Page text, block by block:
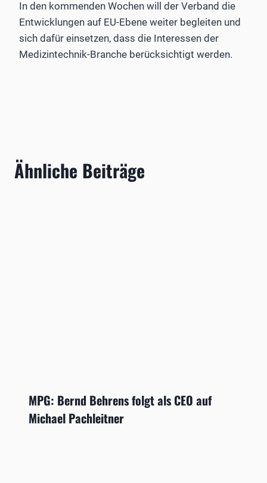
In den kommenden Wochen will der Verband die
Entwicklungen auf EU-Ebene weiter begleiten und
sich dafür einsetzen, dass die Interessen der
Medizintechnik-Branche berücksichtigt werden.
Ähnliche Beiträge
MPG: Bernd Behrens folgt als CEO auf
Michael Pachleitner